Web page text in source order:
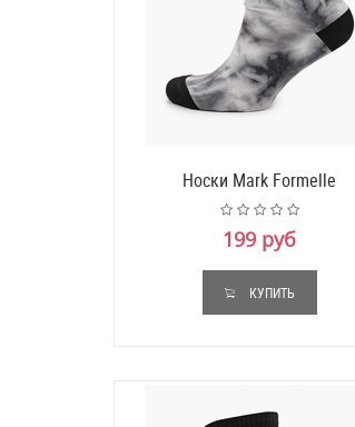
Носки Mark Formelle
199 руб
КУПИТЬ